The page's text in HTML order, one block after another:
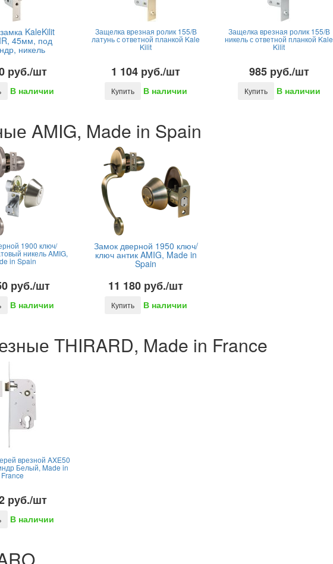
KaleKilit
45мм, под
никель
руб./шт
В наличии
Защелка врезная ролик 155/В
латунь с ответной планкой Kale
Kilit
1 104 руб./шт
Купить В наличии
Защелка врезная ролик 155/В
никель с ответной планкой Kale
Kilit
985 руб./шт
Купить В наличии
AMIG, Made in Spain
1900 ключ/
никель AMIG,
in Spain
руб./шт
В наличии
Замок дверной 1950 ключ/
ключ антик AMIG, Made in
Spain
11 180 руб./шт
Купить В наличии
THIRARD, Made in France
врезной AXE50
Белый, Made in
France
руб./шт
В наличии